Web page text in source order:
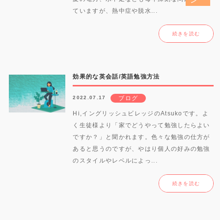
ていますが、熱中症や脱水...
続きを読む
効果的な英会話/英語勉強方法
2022.07.17 ブログ
Hi,イングリッシュビレッジのAtsukoです。よ
く生徒様より「家でどうやって勉強したらよい
ですか？」と聞かれます。色々な勉強の仕方が
あると思うのですが、やはり個人の好みの勉強
のスタイルやレベルによっ...
続きを読む